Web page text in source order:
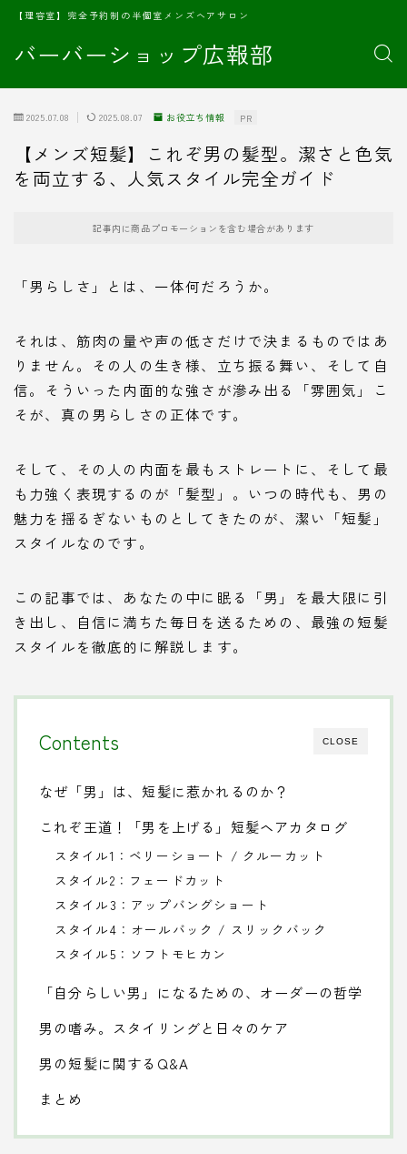
バーバーショップ広報部
【理容室】完全予約制の半個室メンズヘアサロン
2025.07.08 2025.08.07 お役立ち情報 PR
【メンズ短髪】これぞ男の髪型。潔さと色気
を両立する、人気スタイル完全ガイド
記事内に商品プロモーションを含む場合があります
「男らしさ」とは、一体何だろうか。
それは、筋肉の量や声の低さだけで決まるものではあ
りません。その人の生き様、立ち振る舞い、そして自
信。そういった内面的な強さが滲み出る「雰囲気」こ
そが、真の男らしさの正体です。
そして、その人の内面を最もストレートに、そして最
も力強く表現するのが「髪型」。いつの時代も、男の
魅力を揺るぎないものとしてきたのが、潔い「短髪」
スタイルなのです。
この記事では、あなたの中に眠る「男」を最大限に引
き出し、自信に満ちた毎日を送るための、最強の短髪
スタイルを徹底的に解説します。
CLOSE
Contents
なぜ「男」は、短髪に惹かれるのか？
これぞ王道！「男を上げる」短髪ヘアカタログ
スタイル1：ベリーショート / クルーカット
スタイル2：フェードカット
スタイル3：アップバングショート
スタイル4：オールバック / スリックバック
スタイル5：ソフトモヒカン
「自分らしい男」になるための、オーダーの哲学
男の嗜み。スタイリングと日々のケア
男の短髪に関するQ&A
まとめ